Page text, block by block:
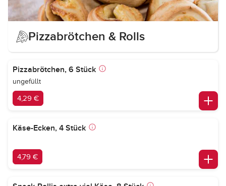
Pizzabrötchen & Rolls
Pizzabrötchen, 6 Stück
ungefüllt
4,29 €
Käse-Ecken, 4 Stück
4,79 €